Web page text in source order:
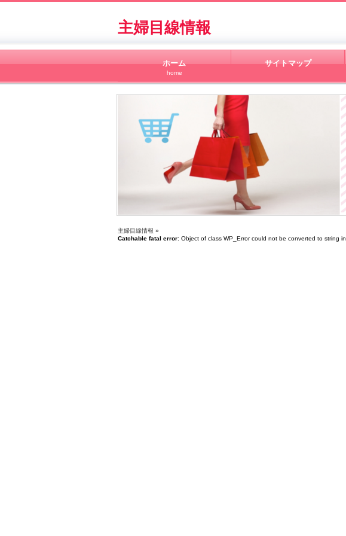
主婦目線情報
ホーム
home
サイトマップ
主婦目線情報 »
Catchable fatal error: Object of class WP_Error could not be converted to string in